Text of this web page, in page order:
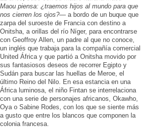
Maou piensa: ¿traemos hijos al mundo para que
nos cierren los ojos?— a bordo de un buque que
zarpa del suroeste de Francia con destino a
Onitsha, a orillas del río Níger, para encontrarse
con Geoffroy Allen, un padre al que no conoce,
un inglés que trabaja para la compañía comercial
United África y que partió a Onitsha movido por
sus fantasiosos deseos de recorrer Egipto y
Sudán para buscar las huellas de Meroe, el
último Reino del Nilo. En esa estancia en una
África luminosa, el niño Fintan se interrelaciona
con una serie de personajes africanos, Okawho,
Oya o Sabine Rodes, con los que se siente más
a gusto que entre los blancos que componen la
colonia francesa.